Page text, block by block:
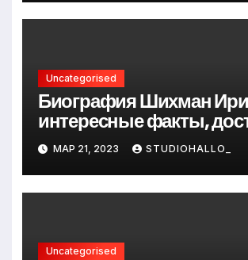
Uncategorised
Биография Шихман
интересные факты,
и путь к успеху
МАР 21, 2023 STUDIOHALLO_
Uncategorised